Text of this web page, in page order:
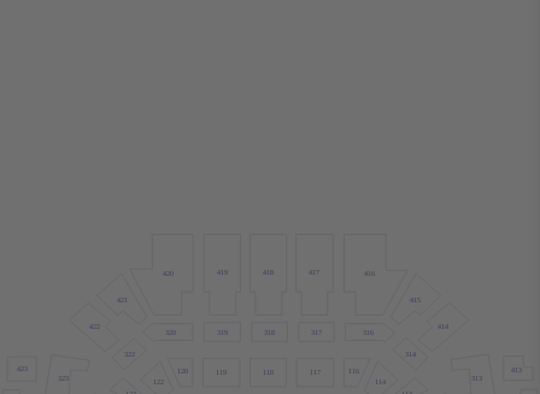
116
117
119
120
114
122
313
323
316
317
318
319
320
314
322
416
417
418
419
420
422
421 415
414
413
423